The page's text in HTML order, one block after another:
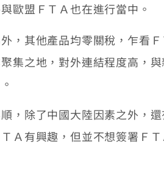
歐盟ＦＴＡ也在進行當中。
其他產品均零關稅，乍看Ｆ
集之地，對外連結程度高，
除了中國大陸因素之外，還
Ａ有興趣，但並不想簽署Ｆ